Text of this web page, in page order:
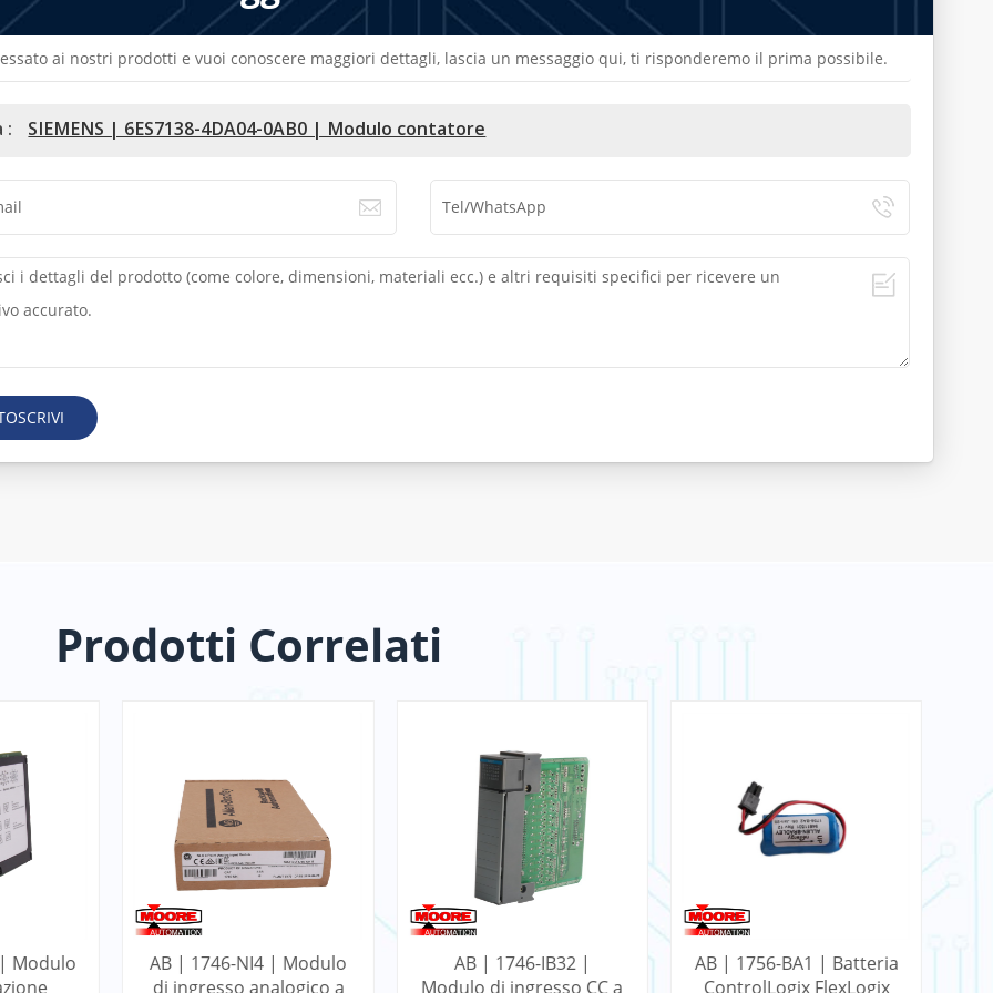
ai nostri prodotti e vuoi conoscere maggiori dettagli, lascia un messaggio qui, ti risponderemo il prima possibile.
: SIEMENS | 6ES7138-4DA04-0AB0 | Modulo contatore
Prodotti Correlati
Modulo
AB | 1746-NI4 | Modulo
di ingresso analogico a
AB | 1746-IB32 |
Modulo di ingresso CC a
AB | 1756-BA1 | Batteria
ControlLogix FlexLogix